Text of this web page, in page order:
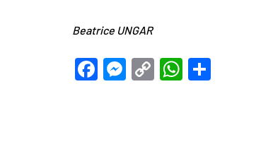
Beatrice UNGAR
Facebook
Messenger
CopyWhatsApp